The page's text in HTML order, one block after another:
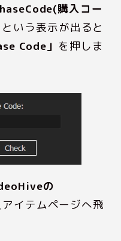
購入コー
という表示が出ると
Code」 を押しま
の
イテムページへ飛